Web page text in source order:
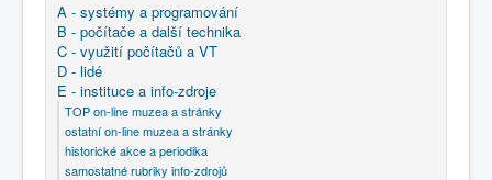
A - systémy a programování
B - počítače a další technika
C - využití počítačů a VT
D - lidé
E - instituce a info-zdroje
TOP on-line muzea a stránky
ostatní on-line muzea a stránky
historické akce a periodika
samostatné rubriky info-zdrojů